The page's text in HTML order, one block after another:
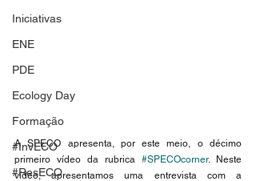
Iniciativas
ENE
PDE
Ecology Day
Formação
#InvECO
#ResECO
A SPECO apresenta, por este meio, o décimo
primeiro vídeo da rubrica #SPECOcorner. Neste
vídeo, apresentamos uma entrevista com a